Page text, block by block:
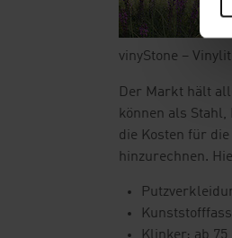
vinyStone –
Der Markt hält
können als
die Kosten für
hinzurechnen.